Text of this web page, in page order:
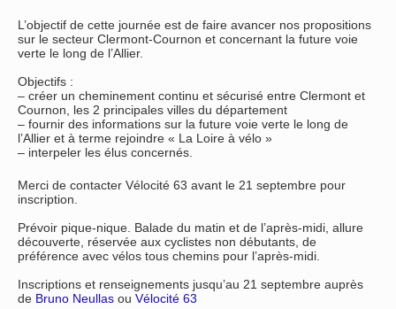
L’objectif de cette journée est de faire avancer nos propositions
sur le secteur Clermont-Cournon et concernant la future voie
verte le long de l’Allier.
Objectifs :
– créer un cheminement continu et sécurisé entre Clermont et
Cournon, les 2 principales villes du département
– fournir des informations sur la future voie verte le long de
l’Allier et à terme rejoindre « La Loire à vélo »
– interpeler les élus concernés.
Merci de contacter Vélocité 63 avant le 21 septembre pour
inscription.
Prévoir pique-nique. Balade du matin et de l’après-midi, allure
découverte, réservée aux cyclistes non débutants, de
préférence avec vélos tous chemins pour l’après-midi.
Inscriptions et renseignements jusqu’au 21 septembre auprès
de Bruno Neullas ou Vélocité 63